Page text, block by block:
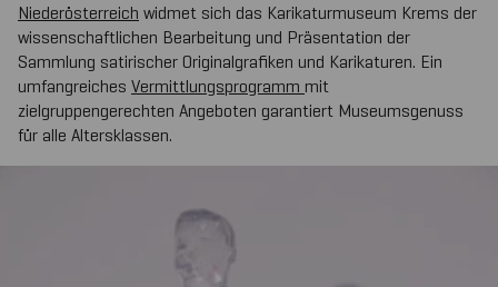
Niederösterreich widmet sich das Karikaturmuseum Krems der
wissenschaftlichen Bearbeitung und Präsentation der
Sammlung satirischer Originalgrafiken und Karikaturen. Ein
umfangreiches Vermittlungsprogramm mit
zielgruppengerechten Angeboten garantiert Museumsgenuss
für alle Altersklassen.